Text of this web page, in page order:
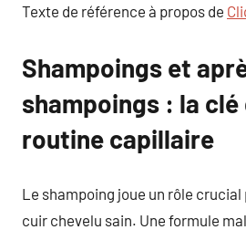
Texte de référence à propos de
Shampoings et
shampoings : la clé
routine capillaire
Le shampoing joue un rôle
cuir chevelu sain. Une formule